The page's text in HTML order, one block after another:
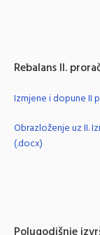
Rebalans II.
Izmjene i dopune II
Obrazloženje uz II.
(.docx)